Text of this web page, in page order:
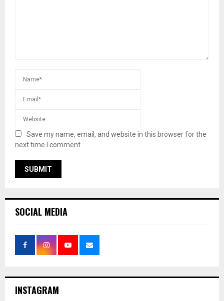
Save my name, email, and website in this browser for the
next time I comment.
SOCIAL MEDIA
INSTAGRAM